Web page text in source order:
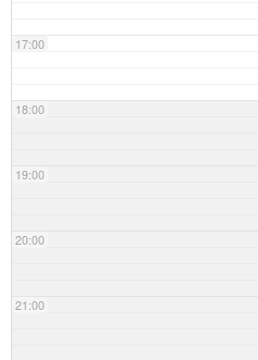
17:00
18:00
19:00
20:00
21:00